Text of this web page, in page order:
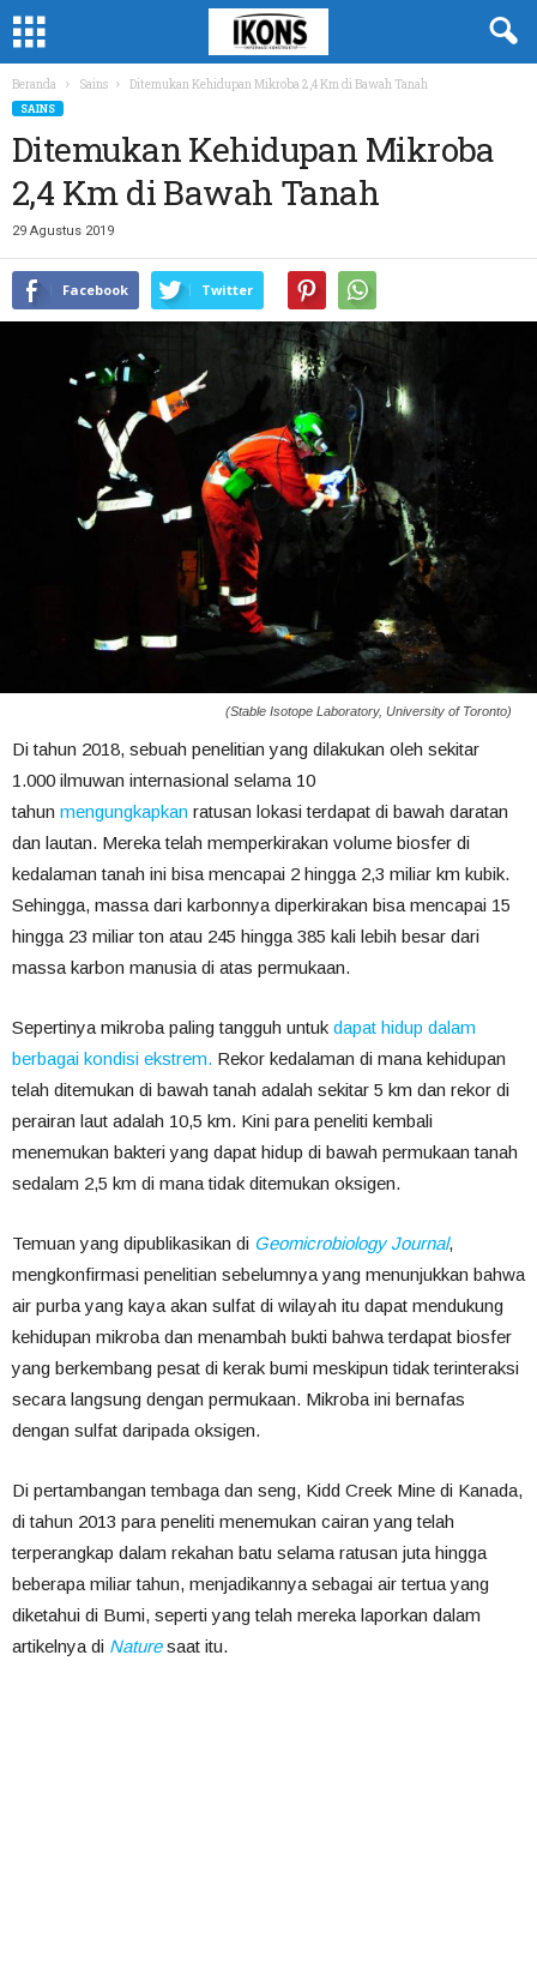
Beranda Sains Ditemukan Kehidupan Mikroba 2,4 Km di Bawah Tanah
SAINS
Ditemukan Kehidupan Mikroba
2,4 Km di Bawah Tanah
29 Agustus 2019
Facebook Twitter
(Stable Isotope Laboratory, University of Toronto)
Di tahun 2018, sebuah penelitian yang dilakukan oleh sekitar
1.000 ilmuwan internasional selama 10
tahun mengungkapkan ratusan lokasi terdapat di bawah daratan
dan lautan. Mereka telah memperkirakan volume biosfer di
kedalaman tanah ini bisa mencapai 2 hingga 2,3 miliar km kubik.
Sehingga, massa dari karbonnya diperkirakan bisa mencapai 15
hingga 23 miliar ton atau 245 hingga 385 kali lebih besar dari
massa karbon manusia di atas permukaan.
Sepertinya mikroba paling tangguh untuk dapat hidup dalam
berbagai kondisi ekstrem. Rekor kedalaman di mana kehidupan
telah ditemukan di bawah tanah adalah sekitar 5 km dan rekor di
perairan laut adalah 10,5 km. Kini para peneliti kembali
menemukan bakteri yang dapat hidup di bawah permukaan tanah
sedalam 2,5 km di mana tidak ditemukan oksigen.
Temuan yang dipublikasikan di Geomicrobiology Journal,
mengkonfirmasi penelitian sebelumnya yang menunjukkan bahwa
air purba yang kaya akan sulfat di wilayah itu dapat mendukung
kehidupan mikroba dan menambah bukti bahwa terdapat biosfer
yang berkembang pesat di kerak bumi meskipun tidak terinteraksi
secara langsung dengan permukaan. Mikroba ini bernafas
dengan sulfat daripada oksigen.
Di pertambangan tembaga dan seng, Kidd Creek Mine di Kanada,
di tahun 2013 para peneliti menemukan cairan yang telah
terperangkap dalam rekahan batu selama ratusan juta hingga
beberapa miliar tahun, menjadikannya sebagai air tertua yang
diketahui di Bumi, seperti yang telah mereka laporkan dalam
artikelnya di Naturesaat itu.